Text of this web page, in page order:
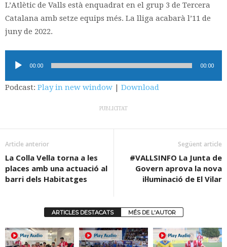
L’Atlètic de Valls està enquadrat en el grup 3 de Tercera
Catalana amb setze equips més. La lliga acabarà l’11 de
juny de 2022.
d'àudio00:00 00:00
Podcast: Play in new window Download
PUBLICITAT
Article anterior
La Colla Vella torna a les
places amb una actuació al
barri dels Habitatges
Següent article
#VALLSINFO La Junta de
Govern aprova la nova
il·luminació de El Vilar
ARTICLES DESTACATS MÉS DE L'AUTOR